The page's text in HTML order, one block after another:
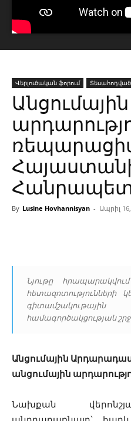
Վերլուծական ֆորում Տեսահոդված
Անցումային
By Lusine Hovhannisyan - Ապրիլ
Նյութը
համագործակցության
Անցումային
անցումային
Նախքան